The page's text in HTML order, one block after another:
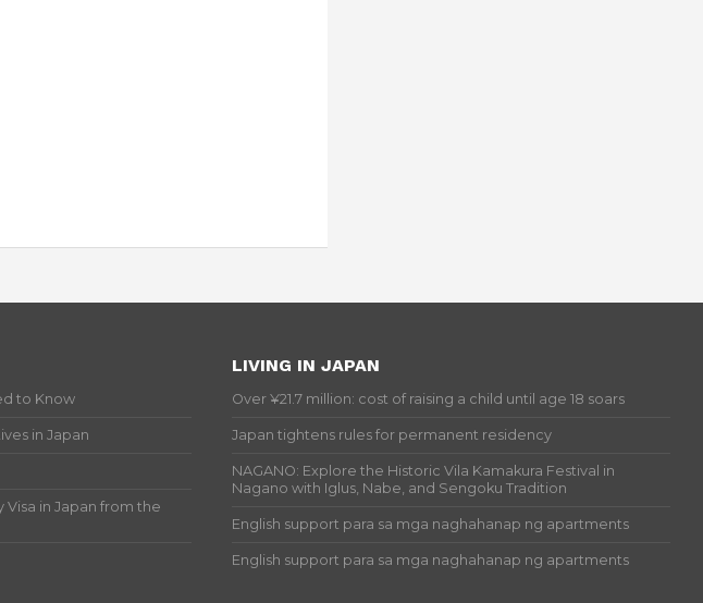
to Know
in Japan
in Japan from the
LIVING IN JAPAN
Over ¥21.7 million: cost of raising a child until age 18 soars
Japan tightens rules for permanent residency
NAGANO: Explore the Historic Vila Kamakura Festival in
Nagano with Iglus, Nabe, and Sengoku Tradition
English support para sa mga naghahanap ng apartments
English support para sa mga naghahanap ng apartments